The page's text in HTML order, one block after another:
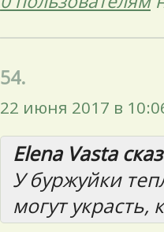
54.
22 июня 2017 в
Elena Vasta
У буржуйки
могут